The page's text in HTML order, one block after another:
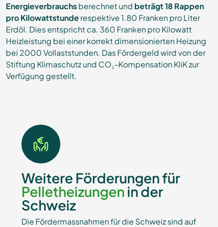
Energieverbrauchsberechnet und beträgt 18 Rappen
pro Kilowattstunderespektive 1.80 Franken pro Liter
Erdöl. Dies entspricht ca. 360 Franken pro Kilowatt
Heizleistung bei einer korrekt dimensionierten Heizung
bei 2000 Vollaststunden. Das Fördergeld wird von der
Stiftung Klimaschutz und CO₂-Kompensation KliK zur
Verfügung gestellt.
Weitere Förderungen für
Pelletheizungen in der
Schweiz
Die Fördermassnahmen für die Schweiz sind auf